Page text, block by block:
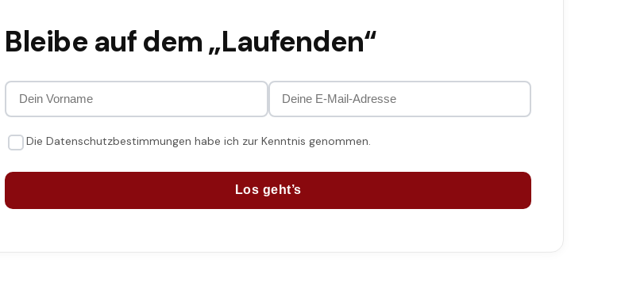
Bleibe auf dem „Laufenden“
Die Datenschutzbestimmungen habe ich zur Kenntnis genommen.
Los geht’s